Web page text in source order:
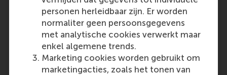
personen herleidbaar zijn. Er worden
normaliter geen persoonsgegevens
met analytische cookies verwerkt maar
enkel algemene trends.
Marketing cookies worden gebruikt om
marketingacties, zoals het tonen van
This article is about management training
programs, and how expectations about these
programs are rising. Josette de Goede
comments that it is important to determine
which goals should be achieved by the
training program.…